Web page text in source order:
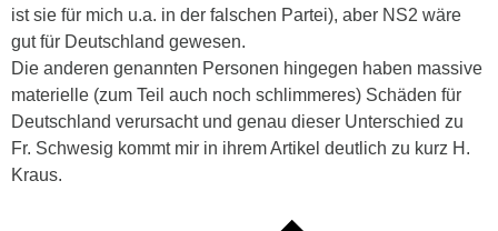
ist sie für mich u.a. in der falschen Partei), aber NS2 wäre
gut für Deutschland gewesen.
Die anderen genannten Personen hingegen haben massive
materielle (zum Teil auch noch schlimmeres) Schäden für
Deutschland verursacht und genau dieser Unterschied zu
Fr. Schwesig kommt mir in ihrem Artikel deutlich zu kurz H.
Kraus.